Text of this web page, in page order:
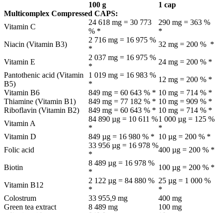
100 g
1 cap
Multicomplex Compressed CAPS:
Vitamin C
24 618 mg = 30 773
% *
290 mg = 363 %
*
Niacin (Vitamin B3)
2 716 mg = 16 975 %
*
32 mg = 200 % *
Vitamin E
2 037 mg = 16 975 %
*
24 mg = 200 % *
Pantothenic acid (Vitamin
B5)
1 019 mg = 16 983 %
*
12 mg = 200 % *
Vitamin B6
849 mg = 60 643 % * 10 mg = 714 % *
Thiamine (Vitamin B1)
849 mg = 77 182 % * 10 mg = 909 % *
Riboflavin (Vitamin B2)
849 mg = 60 643 % * 10 mg = 714 % *
Vitamin A
84 890 µg = 10 611 %
*
1 000 µg = 125 %
*
Vitamin D
849 µg = 16 980 % * 10 µg = 200 % *
Folic acid
33 956 µg = 16 978 %
*
400 µg = 200 % *
Biotin
8 489 µg = 16 978 %
*
100 µg = 200 % *
Vitamin B12
2 122 µg = 84 880 %
*
25 µg = 1 000 %
*
Colostrum
33 955,9 mg
400 mg
Green tea extract
8 489 mg
100 mg